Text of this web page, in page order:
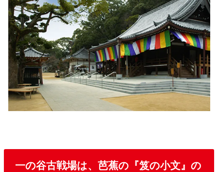
一の谷古戦場は、芭蕉の『笈の小文』の